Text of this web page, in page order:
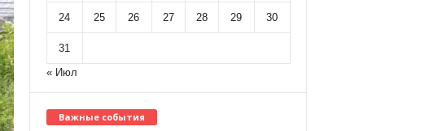
24 25 26 27 28 29 30
31
« Июл
Важные события